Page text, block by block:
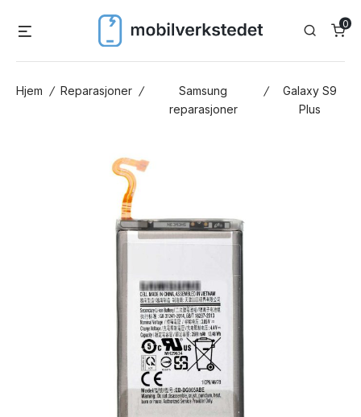
Search
0
Hjem / Reparasjoner /
Samsung
reparasjoner
/
Galaxy S9
Plus